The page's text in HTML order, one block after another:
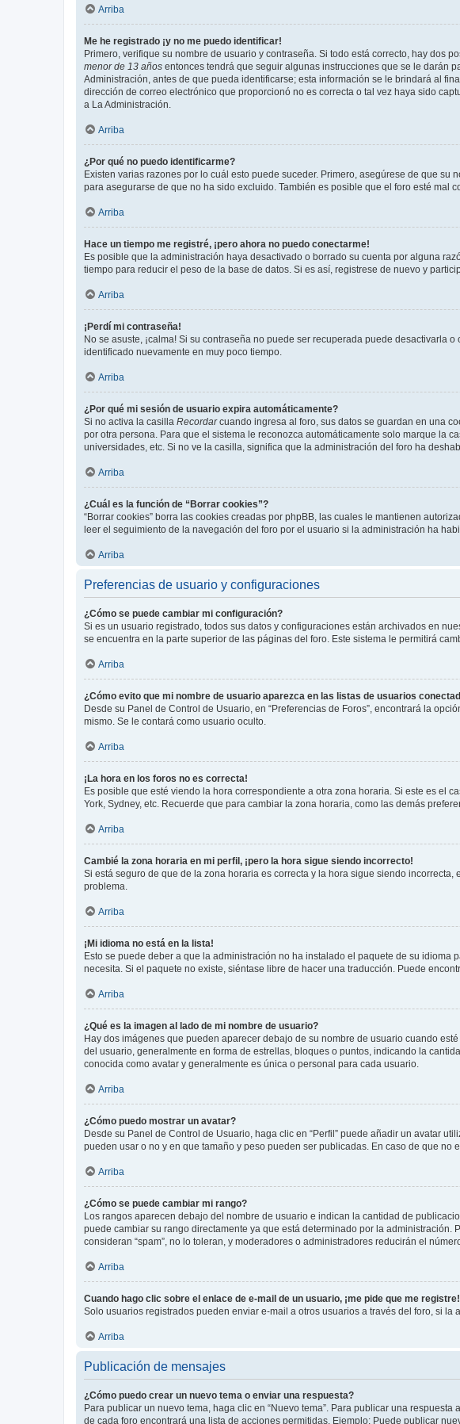
Arriba
Me he registrado ¡y no me puedo identificar!
Primero, verifique su nombre de usuario y contraseña. Si todo está correcto, hay dos
menor de 13 años entonces tendrá que seguir algunas instrucciones que se le darán
Administración, antes de que pueda identificarse; esta información se le brindará al
dirección de correo electrónico que proporcionó no es correcta o tal vez haya sido
a La Administración.
Arriba
¿Por qué no puedo identificarme?
Existen varias razones por lo cuál esto puede suceder. Primero, asegúrese de que
para asegurarse de que no ha sido excluido. También es posible que el foro esté
Arriba
Hace un tiempo me registré, ¡pero ahora no puedo conectarme!
Es posible que la administración haya desactivado o borrado su cuenta por alguna
tiempo para reducir el peso de la base de datos. Si es así, registrese de nuevo y
Arriba
¡Perdí mi contraseña!
No se asuste, ¡calma! Si su contraseña no puede ser recuperada puede desactivarla
identificado nuevamente en muy poco tiempo.
Arriba
¿Por qué mi sesión de usuario expira automáticamente?
Si no activa la casilla Recordarcuando ingresa al foro, sus datos se guardan en una
por otra persona. Para que el sistema le reconozca automáticamente solo marque la
universidades, etc. Si no ve la casilla, significa que la administración del foro ha
Arriba
¿Cuál es la función de “Borrar cookies”?
“Borrar cookies” borra las cookies creadas por phpBB, las cuales le mantienen
leer el seguimiento de la navegación del foro por el usuario si la administración ha
Arriba
Preferencias de usuario y configuraciones
¿Cómo se puede cambiar mi configuración?
Si es un usuario registrado, todos sus datos y configuraciones están archivados en
se encuentra en la parte superior de las páginas del foro. Este sistema le permitirá
Arriba
¿Cómo evito que mi nombre de usuario aparezca en las listas de usuarios
Desde su Panel de Control de Usuario, en “Preferencias de Foros”, encontrará la
mismo. Se le contará como usuario oculto.
Arriba
¡La hora en los foros no es correcta!
Es posible que esté viendo la hora correspondiente a otra zona horaria. Si este es el
York, Sydney, etc. Recuerde que para cambiar la zona horaria, como las demás
Arriba
Cambié la zona horaria en mi perfil, ¡pero la hora sigue siendo incorrecto!
Si está seguro de que de la zona horaria es correcta y la hora sigue siendo
problema.
Arriba
¡Mi idioma no está en la lista!
Esto se puede deber a que la administración no ha instalado el paquete de su
necesita. Si el paquete no existe, siéntase libre de hacer una traducción. Puede
Arriba
¿Qué es la imagen al lado de mi nombre de usuario?
Hay dos imágenes que pueden aparecer debajo de su nombre de usuario cuando
del usuario, generalmente en forma de estrellas, bloques o puntos, indicando la
conocida como avatar y generalmente es única o personal para cada usuario.
Arriba
¿Cómo puedo mostrar un avatar?
Desde su Panel de Control de Usuario, haga clic en “Perfil” puede añadir un avatar
pueden usar o no y en que tamaño y peso pueden ser publicadas. En caso de que
Arriba
¿Cómo se puede cambiar mi rango?
Los rangos aparecen debajo del nombre de usuario e indican la cantidad de
puede cambiar su rango directamente ya que está determinado por la
consideran “spam”, no lo toleran, y moderadores o administradores reducirán el
Arriba
Cuando hago clic sobre el enlace de e-mail de un usuario, ¡me pide que me registre!
Solo usuarios registrados pueden enviar e-mail a otros usuarios a través del foro, si
Arriba
Publicación de mensajes
¿Cómo puedo crear un nuevo tema o enviar una respuesta?
Para publicar un nuevo tema, haga clic en “Nuevo tema”. Para publicar una
de cada foro encontrará una lista de acciones permitidas. Ejemplo: Puede publicar